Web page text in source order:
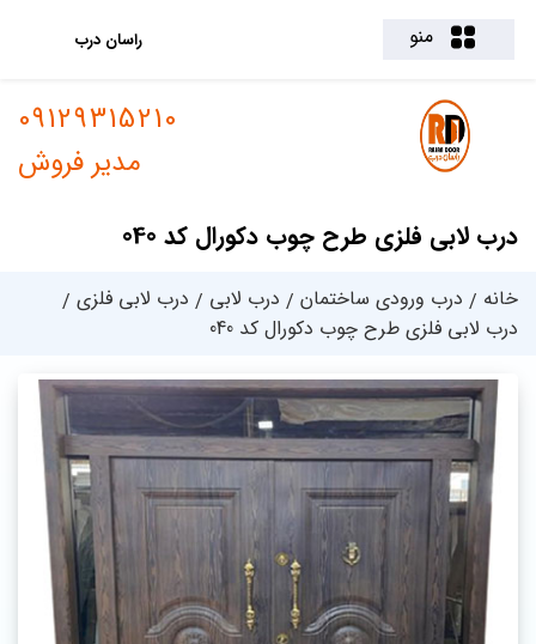
منو راسان درب
درب لابی فلزی طرح چوب دکورال کد 040
09129315210
مدیر فروش
خانه درب ورودی ساختمان درب لابی
درب لابی فلزی
درب لابی فلزی طرح چوب دکورال کد 040